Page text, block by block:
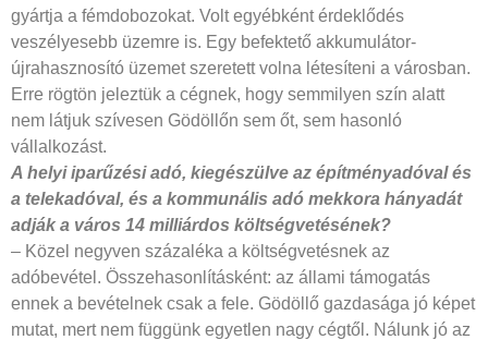
gyártja a fémdobozokat. Volt egyébként érdeklődés
veszélyesebb üzemre is. Egy befektető akkumulátor-
újrahasznosító üzemet szeretett volna létesíteni a városban.
Erre rögtön jeleztük a cégnek, hogy semmilyen szín alatt
nem látjuk szívesen Gödöllőn sem őt, sem hasonló
vállalkozást.
A helyi iparűzési adó, kiegészülve az építményadóval és
a telekadóval, és a kommunális adó mekkora hányadát
adják a város 14 milliárdos költségvetésének?
– Közel negyven százaléka a költségvetésnek az
adóbevétel. Összehasonlításként: az állami támogatás
ennek a bevételnek csak a fele. Gödöllő gazdasága jó képet
mutat, mert nem függünk egyetlen nagy cégtől. Nálunk jó az